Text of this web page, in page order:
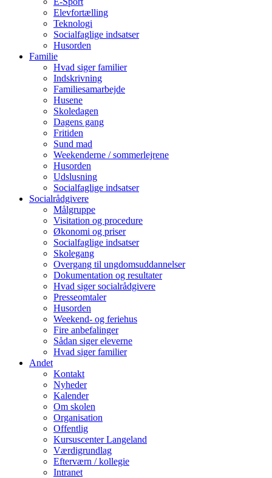
Elevfortælling
Teknologi
Socialfaglige indsatser
Husorden
Familie
Hvad siger familier
Indskrivning
Familiesamarbejde
Husene
Skoledagen
Dagens gang
Fritiden
Sund mad
Weekenderne / sommerlejrene
Husorden
Udslusning
Socialfaglige indsatser
Socialrådgivere
Målgruppe
Visitation og procedure
Økonomi og priser
Socialfaglige indsatser
Skolegang
Overgang til ungdomsuddannelser
Dokumentation og resultater
Hvad siger socialrådgivere
Presseomtaler
Husorden
Weekend- og feriehus
Fire anbefalinger
Sådan siger eleverne
Hvad siger familier
Andet
Kontakt
Nyheder
Kalender
Om skolen
Organisation
Offentlig
Kursuscenter Langeland
Værdigrundlag
Efterværn / kollegie
Intranet